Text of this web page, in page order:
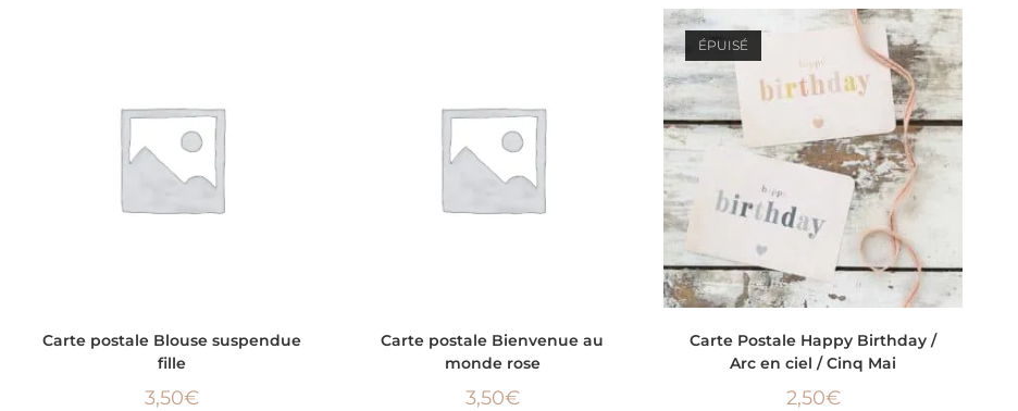
Carte postale Blouse suspendue
fille
3,50€
Carte postale Bienvenue au
monde rose
3,50€
ÉPUISÉ
Carte Postale Happy Birthday /
Arc en ciel / Cinq Mai
2,50€